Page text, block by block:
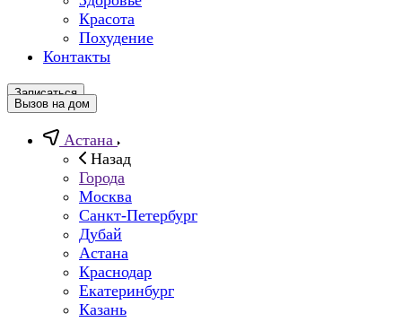
Красота
Похудение
Контакты
Записаться
Вызов на дом
Астана
Назад
Города
Москва
Санкт-Петербург
Дубай
Астана
Краснодар
Екатеринбург
Казань